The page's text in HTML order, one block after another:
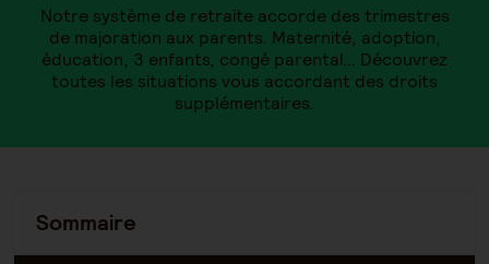
Notre système de retraite accorde des trimestres
de majoration aux parents. Maternité, adoption,
éducation, 3 enfants, congé parental… Découvrez
toutes les situations vous accordant des droits
supplémentaires.
Sommaire